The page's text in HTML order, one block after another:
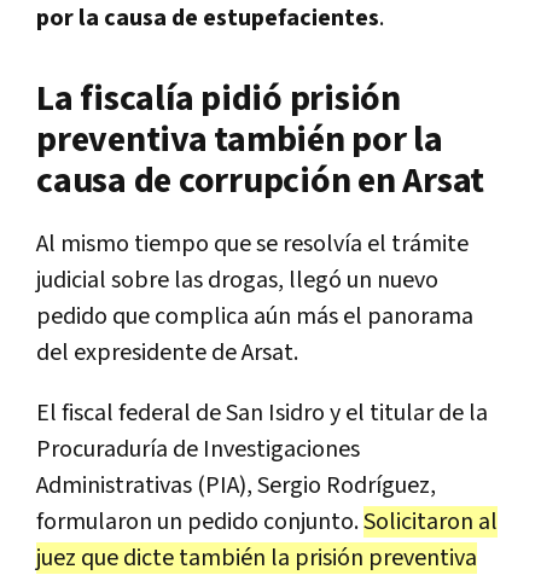
por la causa de estupefacientes.
La fiscalía pidió prisión
preventiva también por la
causa de corrupción en Arsat
Al mismo tiempo que se resolvía el trámite
judicial sobre las drogas, llegó un nuevo
pedido que complica aún más el panorama
del expresidente de Arsat.
El fiscal federal de San Isidro y el titular de la
Procuraduría de Investigaciones
Administrativas (PIA), Sergio Rodríguez,
formularon un pedido conjunto.Solicitaron al
juez que dicte también la prisión preventiva